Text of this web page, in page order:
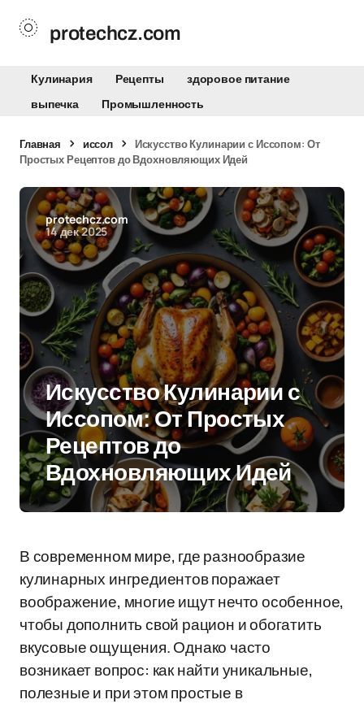
protechcz.com
Кулинария Рецепты
здоровое питание
выпечка
Промышленность
Главная иссол
Искусство Кулинарии с Иссопом: От
Простых Рецептов до Вдохновляющих Идей
protechcz.com
14 дек 2025
Искусство Кулинарии с
Иссопом: От Простых
Рецептов до
Вдохновляющих Идей
В современном мире, где разнообразие
кулинарных ингредиентов поражает
воображение, многие ищут нечто особенное,
чтобы дополнить свой рацион и обогатить
вкусовые ощущения. Однако часто
возникает вопрос: как найти уникальные,
полезные и при этом простые в